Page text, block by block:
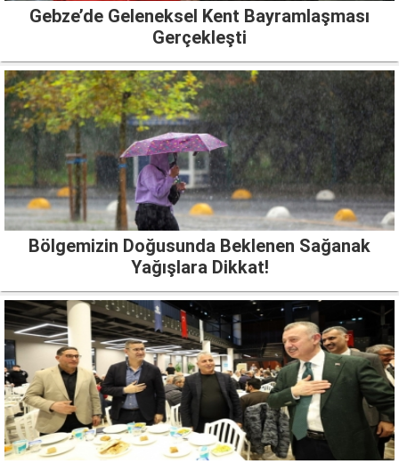
Gebze’de Geleneksel Kent Bayramlaşması
Gerçekleşti
Bölgemizin Doğusunda Beklenen Sağanak
Yağışlara Dikkat!